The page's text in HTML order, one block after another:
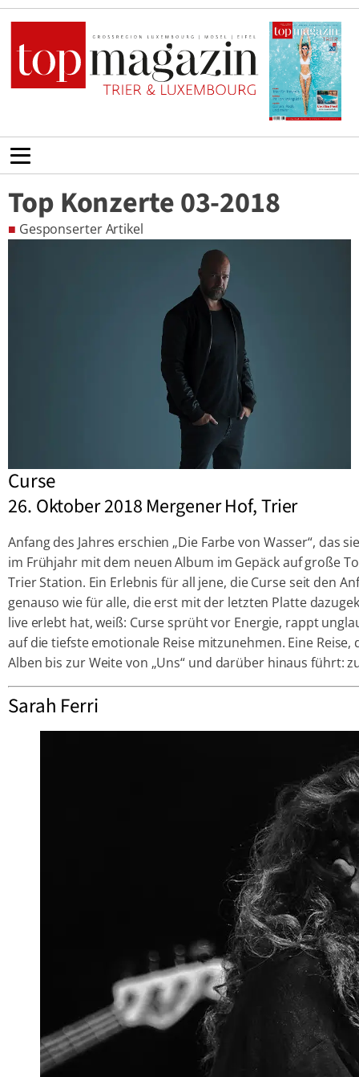
Top Konzerte 03-2018
■ Gesponserter Artikel
Curse
26. Oktober 2018 Mergener Hof, Trier
Anfang des Jahres erschien „Die Farbe von Wasser“, das
im Frühjahr mit dem neuen Album im Gepäck auf große
Trier Station. Ein Erlebnis für all jene, die Curse seit den
genauso wie für alle, die erst mit der letzten Platte
live erlebt hat, weiß: Curse sprüht vor Energie, rappt
auf die tiefste emotionale Reise mitzunehmen. Eine
Alben bis zur Weite von „Uns“ und darüber hinaus führt:
Sarah Ferri